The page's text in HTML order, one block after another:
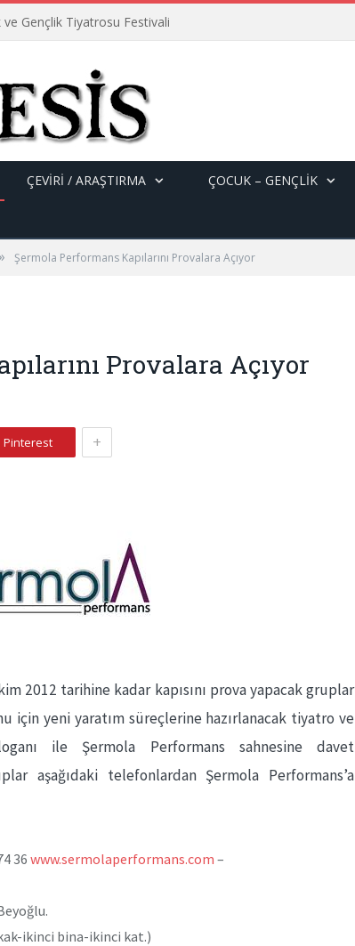
ve Gençlik Tiyatrosu Festivali
ÇEVİRİ / ARAŞTIRMA ÇOCUK – GENÇLIK
Şermola Performans Kapılarını Provalara Açıyor
Provalara Açıyor
Pinterest +
2012 tarihine kadar kapısını prova yapacak gruplar
için yeni yaratım süreçlerine hazırlanacak tiyatro ve
ile Şermola Performans sahnesine davet
aşağıdaki telefonlardan Şermola Performans’a
36 www.sermolaperformans.com –
ikinci bina-ikinci kat.)